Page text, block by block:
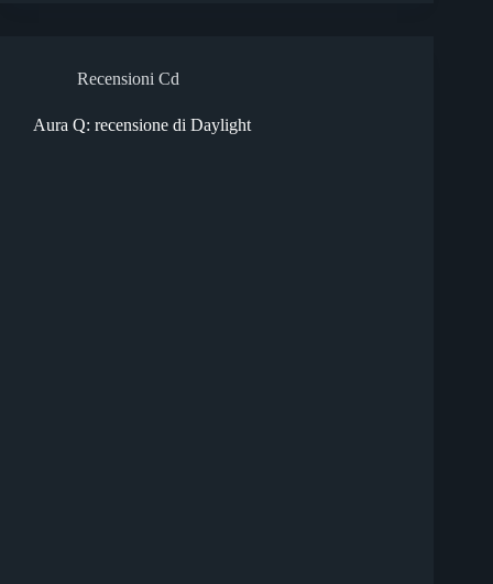
Recensioni Cd
Aura Q: recensione di Daylight